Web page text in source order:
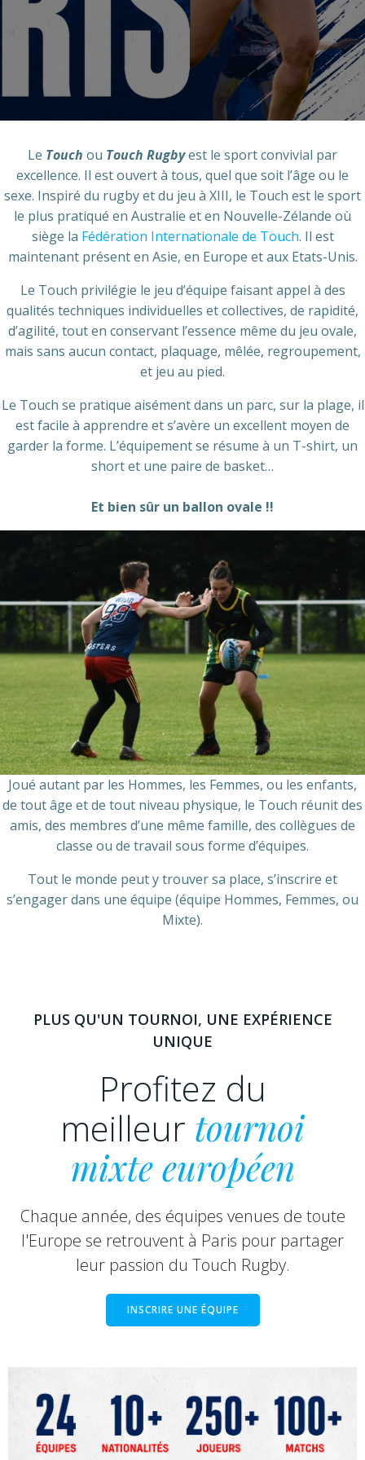
Le Touch ou Touch Rugbyest le sport convivial par
excellence. Il est ouvert à tous, quel que soit l’âge ou le
sexe. Inspiré du rugby et du jeu à XIII, le Touch est le sport
le plus pratiqué en Australie et en Nouvelle-Zélande où
siège la Fédération Internationale de Touch. Il est
maintenant présent en Asie, en Europe et aux Etats-Unis.
Le Touch privilégie le jeu d’équipe faisant appel à des
qualités techniques individuelles et collectives, de rapidité,
d’agilité, tout en conservant l’essence même du jeu ovale,
mais sans aucun contact, plaquage, mêlée, regroupement,
et jeu au pied.
Le Touch se pratique aisément dans un parc, sur la plage, il
est facile à apprendre et s’avère un excellent moyen de
garder la forme. L’équipement se résume à un T-shirt, un
short et une paire de basket…
Et bien sûr un ballon ovale !!
Joué autant par les Hommes, les Femmes, ou les enfants,
de tout âge et de tout niveau physique, le Touch réunit des
amis, des membres d’une même famille, des collègues de
classe ou de travail sous forme d’équipes.
Tout le monde peut y trouver sa place, s’inscrire et
s’engager dans une équipe (équipe Hommes, Femmes, ou
Mixte).
PLUS QU'UN TOURNOI, UNE EXPÉRIENCE
UNIQUE
Profitez du
meilleur tournoi
mixte européen
Chaque année, des équipes venues de toute
l'Europe se retrouvent à Paris pour partager
leur passion du Touch Rugby.
INSCRIRE UNE ÉQUIPE